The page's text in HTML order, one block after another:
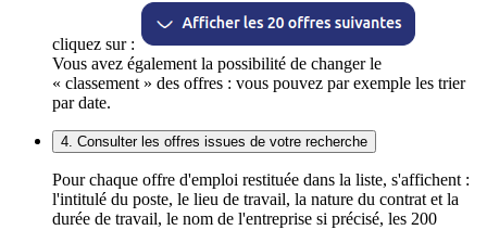
cliquez sur :
Vous avez également la possibilité de changer le
« classement » des offres : vous pouvez par exemple les trier
par date.
4. Consulter les offres issues de votre recherche
Pour chaque offre d'emploi restituée dans la liste, s'affichent :
l'intitulé du poste, le lieu de travail, la nature du contrat et la
durée de travail, le nom de l'entreprise si précisé, les 200